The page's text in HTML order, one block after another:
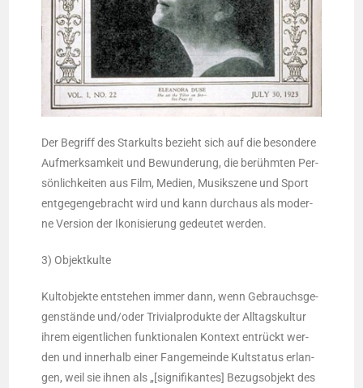
Der Begriff des Star­kults bezieht sich auf die beson­de­re
Auf­merk­sam­keit und Bewun­de­rung, die berühm­ten Per­
sön­lich­kei­ten aus Film, Medi­en, Musik­sze­ne und Sport
ent­ge­gen­ge­bracht wird und kann durch­aus als moder­
ne Ver­si­on der Iko­ni­sie­rung gedeu­tet werden.
3) Objekt­kul­te
Kult­ob­jek­te ent­ste­hen immer dann, wenn Gebrauchs­ge­
gen­stän­de und/oder Tri­vi­al­pro­duk­te der All­tags­kul­tur
ihrem eigent­li­chen funk­tio­na­len Kon­text ent­rückt wer­
den und inner­halb einer Fan­ge­mein­de Kult­sta­tus erlan­
gen, weil sie ihnen als „[signi­fi­kan­tes] Bezugs­ob­jekt des